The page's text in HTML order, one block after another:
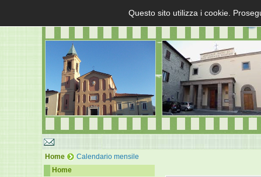
Home
Calendario mensile
Home
Questo sito utilizza i cookie.